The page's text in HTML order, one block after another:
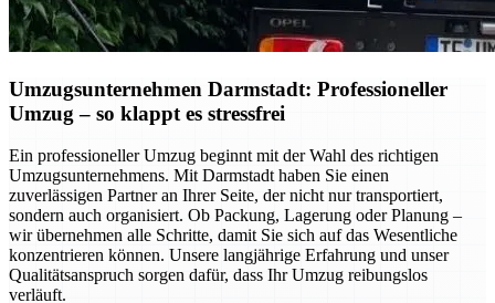
Umzugsunternehmen Darmstadt: Professioneller
Umzug – so klappt es stressfrei
Ein professioneller Umzug beginnt mit der Wahl des richtigen
Umzugsunternehmens. Mit Darmstadt haben Sie einen
zuverlässigen Partner an Ihrer Seite, der nicht nur transportiert,
sondern auch organisiert. Ob Packung, Lagerung oder Planung –
wir übernehmen alle Schritte, damit Sie sich auf das Wesentliche
konzentrieren können. Unsere langjährige Erfahrung und unser
Qualitätsanspruch sorgen dafür, dass Ihr Umzug reibungslos
verläuft.